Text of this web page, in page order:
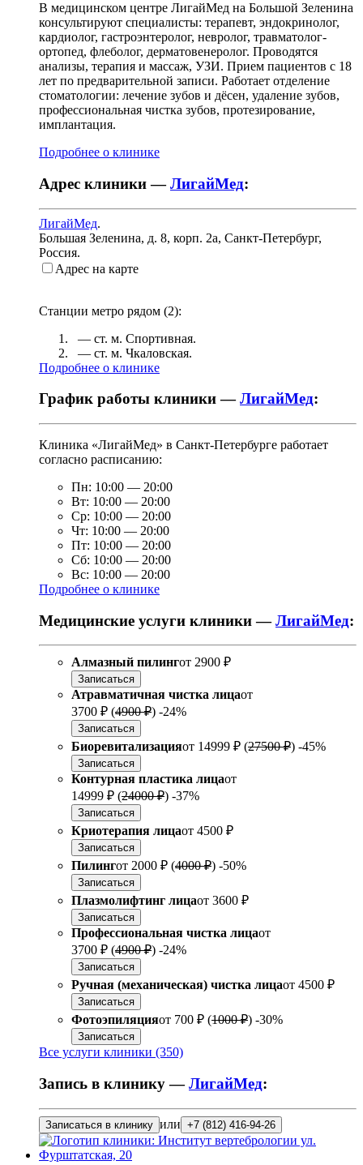
В медицинском центре ЛигайМед на Большой Зеленина
консультируют специалисты: терапевт, эндокринолог,
кардиолог, гастроэнтеролог, невролог, травматолог-
ортопед, флеболог, дерматовенеролог. Проводятся
анализы, терапия и массаж, УЗИ. Прием пациентов с 18
лет по предварительной записи. Работает отделение
стоматологии: лечение зубов и дёсен, удаление зубов,
профессиональная чистка зубов, протезирование,
имплантация.
Подробнее о клинике
Адрес клиники —ЛигайМед:
ЛигайМед.
Большая Зеленина, д. 8, корп. 2а, Санкт-Петербург,
Россия.
Адрес на карте
Станции метро рядом (2):
— ст. м. Спортивная.
— ст. м. Чкаловская.
Подробнее о клинике
График работы клиники —ЛигайМед:
Клиника «ЛигайМед» в Санкт-Петербурге работает
согласно расписанию:
Пн: 10:00 — 20:00
Вт: 10:00 — 20:00
Ср: 10:00 — 20:00
Чт: 10:00 — 20:00
Пт: 10:00 — 20:00
Сб: 10:00 — 20:00
Вс: 10:00 — 20:00
Подробнее о клинике
Медицинские услуги клиники —ЛигайМед:
Алмазный пилингот 2900 ₽
Записаться
Атравматичная чистка лицаот
3700 ₽ (4900 ₽) -24%
Записаться
Биоревитализацияот 14999 ₽ (27500 ₽) -45%
Записаться
Контурная пластика лицаот
14999 ₽ (24000 ₽) -37%
Записаться
Криотерапия лицаот 4500 ₽
Записаться
Пилингот 2000 ₽ (4000 ₽) -50%
Записаться
Плазмолифтинг лицаот 3600 ₽
Записаться
Профессиональная чистка лицаот
3700 ₽ (4900 ₽) -24%
Записаться
Ручная (механическая) чистка лицаот 4500 ₽
Записаться
Фотоэпиляцияот 700 ₽ (1000 ₽) -30%
Записаться
Все услуги клиники (350)
Запись в клинику —ЛигайМед:
Записаться в клинику или +7 (812) 416-94-26